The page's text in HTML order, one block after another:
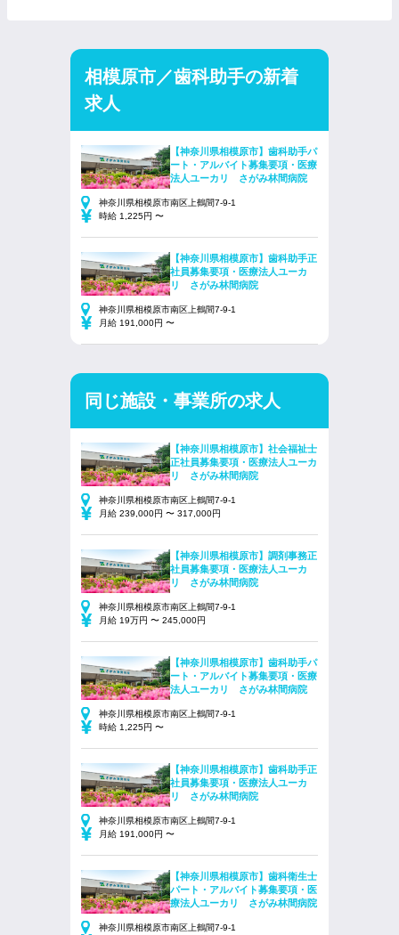
相模原市／歯科助手の新着
求人
【神奈川県相模原市】歯科助手パ
ート・アルバイト募集要項・医療
法人ユーカリ さがみ林間病院
神奈川県相模原市南区上鶴間7-9-1
時給 1,225円 〜
【神奈川県相模原市】歯科助手正
社員募集要項・医療法人ユーカ
リ さがみ林間病院
神奈川県相模原市南区上鶴間7-9-1
月給 191,000円 〜
同じ施設・事業所の求人
【神奈川県相模原市】社会福祉士
正社員募集要項・医療法人ユーカ
リ さがみ林間病院
神奈川県相模原市南区上鶴間7-9-1
月給 239,000円 〜 317,000円
【神奈川県相模原市】調剤事務正
社員募集要項・医療法人ユーカ
リ さがみ林間病院
神奈川県相模原市南区上鶴間7-9-1
月給 19万円 〜 245,000円
【神奈川県相模原市】歯科助手パ
ート・アルバイト募集要項・医療
法人ユーカリ さがみ林間病院
神奈川県相模原市南区上鶴間7-9-1
時給 1,225円 〜
【神奈川県相模原市】歯科助手正
社員募集要項・医療法人ユーカ
リ さがみ林間病院
神奈川県相模原市南区上鶴間7-9-1
月給 191,000円 〜
【神奈川県相模原市】歯科衛生士
パート・アルバイト募集要項・医
療法人ユーカリ さがみ林間病院
神奈川県相模原市南区上鶴間7-9-1